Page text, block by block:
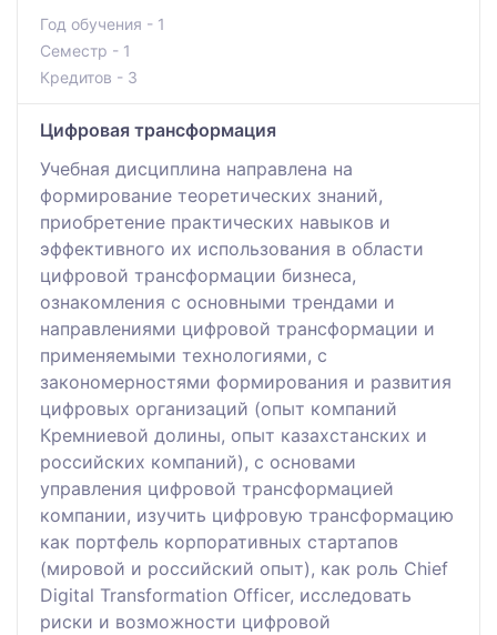
Год обучения - 1
Семестр - 1
Кредитов - 3
Цифровая трансформация
Учебная дисциплина направлена на
формирование теоретических знаний,
приобретение практических навыков и
эффективного их использования в области
цифровой трансформации бизнеса,
ознакомления с основными трендами и
направлениями цифровой трансформации и
применяемыми технологиями, с
закономерностями формирования и развития
цифровых организаций (опыт компаний
Кремниевой долины, опыт казахстанских и
российских компаний), с основами
управления цифровой трансформацией
компании, изучить цифровую трансформацию
как портфель корпоративных стартапов
(мировой и российский опыт), как роль Chief
Digital Transformation Officer, исследовать
риски и возможности цифровой